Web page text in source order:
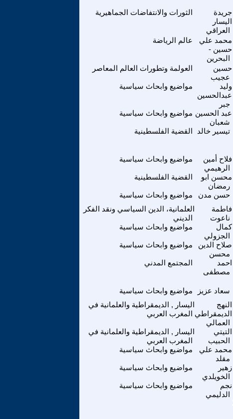
الثورات والانتفاضات الجماهيرية
جريدة
اليسار
العراقي
عالم الرياضة
محمد علي
حسين -
البحرين
العولمة وتطورات العالم المعاصر
حسين
عجيب
مواضيع وابحاث سياسية
وليد
عبدالحسين
جبر
مواضيع وابحاث سياسية عبد الحسين
شعبان
القضية الفلسطينية تيسير خالد
مواضيع وابحاث سياسية
فلاح أمين
الرهيمي
القضية الفلسطينية
محسن ابو
رمضان
مواضيع وابحاث سياسية حسن مدن
العلمانية، الدين السياسي ونقد الفكر
الديني
فاطمة
ناعوت
مواضيع وابحاث سياسية
كمال
الجزولي
مواضيع وابحاث سياسية
صلاح الدين
محسن
المجتمع المدني
احمد
مصطفى
مواضيع وابحاث سياسية سعاد عزيز
اليسار , الديمقراطية والعلمانية في
المغرب العربي
النهج
الديمقراطي
العمالي
اليسار , الديمقراطية والعلمانية في
المغرب العربي
التيتي
الحبيب
مواضيع وابحاث سياسية
محمد علي
مقلد
مواضيع وابحاث سياسية
زهير
الخويلدي
مواضيع وابحاث سياسية
نجم
الدليمي